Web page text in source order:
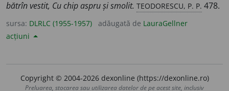
bătrîn vestit, Cuchip aspru și smolit. TEODORESCU, P. P. 478.
sursa: DLRLC (1955-1957) adăugată de LauraGellner
acțiuni
Copyright © 2004-2026 dexonline (https://dexonline.ro)
Preluarea, stocarea sau utilizarea datelor de pe acest site, inclusiv